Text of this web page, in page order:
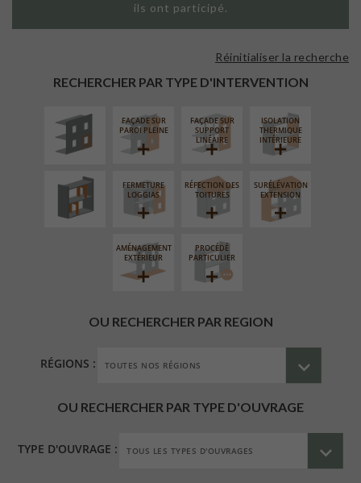
ils ont participé.
RECHERCHER PAR TYPE D'INTERVENTION
Réinitialiser la recherche
EXTÉRIEURE
FAÇADE SUR
PAROI PLEINE
FAÇADE SUR
SUPPORT
LINÉAIRE
ISOLATION
THERMIQUE
INTÉRIEURE
RÉAMÉNAGEMENT
INTÉRIEUR
FERMETURE
LOGGIAS
RÉFECTION DES
TOITURES
SURÉLÉVATION
EXTENSION
AMÉNAGEMENT
EXTÉRIEUR
PROCÉDÉ
PARTICULIER
OU RECHERCHER PAR REGION
RÉGIONS :
OU RECHERCHER PAR TYPE D'OUVRAGE
TYPE D'OUVRAGE :